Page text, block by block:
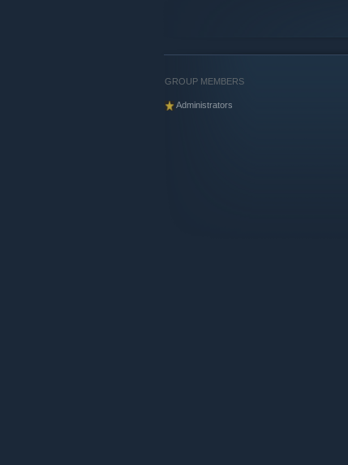
GROUP MEMBERS
Administrators